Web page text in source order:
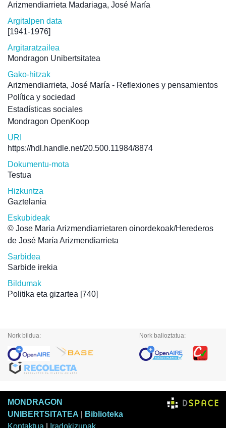
Arizmendiarrieta Madariaga, José María
Argitalpen data
[1941-1976]
Argitaratzailea
Mondragon Unibertsitatea
Gako-hitzak
Arizmendiarrieta, José María - Reflexiones y pensamientos
Política y sociedad
Estadísticas sociales
Mondragon OpenKoop
URI
https://hdl.handle.net/20.500.11984/8874
Dokumentu-mota
Testua
Hizkuntza
Gaztelania
Eskubideak
© Jose Maria Arizmendiarrietaren oinordekoak/Herederos
de José María Arizmendiarrieta
Sarbidea
Sarbide irekia
Bildumak
Politika eta gizartea [740]
Nork bildua: Nork balioztatua:
MONDRAGON
UNIBERTSITATEA
Biblioteka